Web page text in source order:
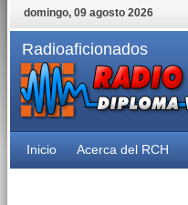
domingo, 09 agosto 2026
Radioaficionados
Inicio Acerca del RCH